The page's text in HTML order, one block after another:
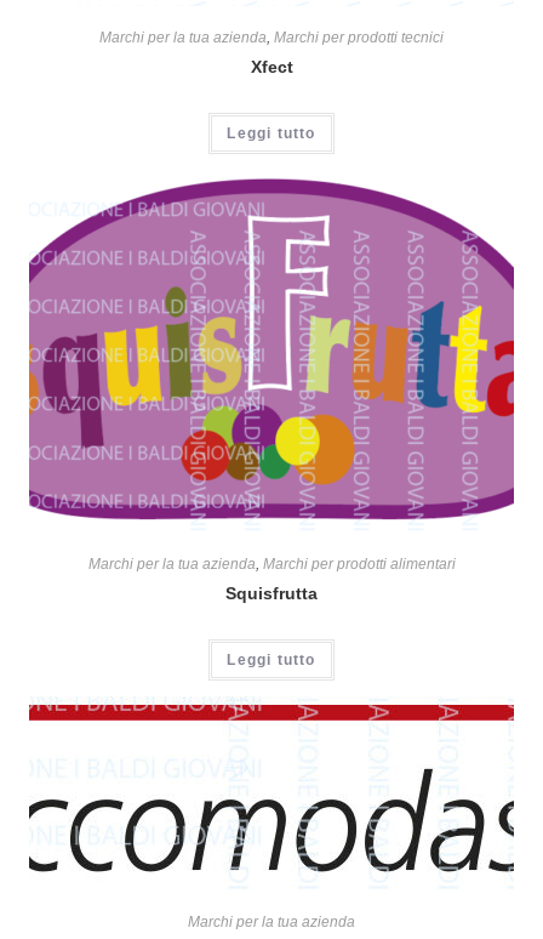
Marchi per la tua azienda Marchi per prodotti tecnici
Xfect
Leggi tutto
Marchi per la tua azienda, Marchi per prodotti alimentari
Squisfrutta
Leggi tutto
Marchi per la tua azienda